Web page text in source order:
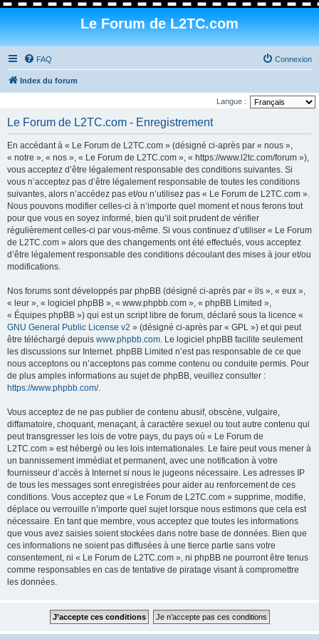
Le Forum de L2TC.com
FAQ Connexion
Index du forum
Langue :
Le Forum de L2TC.com - Enregistrement
En accédant à « Le Forum de L2TC.com » (désigné ci-après par « nous »,
« notre », « nos », « Le Forum de L2TC.com », « https://www.l2tc.com/forum »),
vous acceptez d’être légalement responsable des conditions suivantes. Si
vous n’acceptez pas d’être légalement responsable de toutes les conditions
suivantes, alors n’accédez pas et/ou n’utilisez pas « Le Forum de L2TC.com ».
Nous pouvons modifier celles-ci à n’importe quel moment et nous ferons tout
pour que vous en soyez informé, bien qu’il soit prudent de vérifier
régulièrement celles-ci par vous-même. Si vous continuez d’utiliser « Le Forum
de L2TC.com » alors que des changements ont été effectués, vous acceptez
d’être légalement responsable des conditions découlant des mises à jour et/ou
modifications.
Nos forums sont développés par phpBB (désigné ci-après par « ils », « eux »,
« leur », « logiciel phpBB », « www.phpbb.com », « phpBB Limited »,
« Équipes phpBB ») qui est un script libre de forum, déclaré sous la licence «
GNU General Public License v2 » (désigné ci-après par « GPL ») et qui peut
être téléchargé depuis www.phpbb.com. Le logiciel phpBB facilite seulement
les discussions sur Internet. phpBB Limited n’est pas responsable de ce que
nous acceptons ou n’acceptons pas comme contenu ou conduite permis. Pour
de plus amples informations au sujet de phpBB, veuillez consulter :
https://www.phpbb.com/.
Vous acceptez de ne pas publier de contenu abusif, obscène, vulgaire,
diffamatoire, choquant, menaçant, à caractère sexuel ou tout autre contenu qui
peut transgresser les lois de votre pays, du pays où « Le Forum de
L2TC.com » est hébergé ou les lois internationales. Le faire peut vous mener à
un bannissement immédiat et permanent, avec une notification à votre
fournisseur d’accès à Internet si nous le jugeons nécessaire. Les adresses IP
de tous les messages sont enregistrées pour aider au renforcement de ces
conditions. Vous acceptez que « Le Forum de L2TC.com » supprime, modifie,
déplace ou verrouille n’importe quel sujet lorsque nous estimons que cela est
nécessaire. En tant que membre, vous acceptez que toutes les informations
que vous avez saisies soient stockées dans notre base de données. Bien que
ces informations ne soient pas diffusées à une tierce partie sans votre
consentement, ni « Le Forum de L2TC.com », ni phpBB ne pourront être tenus
comme responsables en cas de tentative de piratage visant à compromettre
les données.